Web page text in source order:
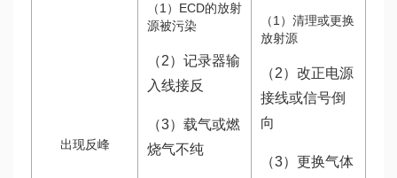
出现反峰
（1）ECD的放射
源被污染
（2）记录器输
入线接反
（3）载气或燃
烧气不纯
（1）清理或更换
放射源
（2）改正电源
接线或信号倒
向
（3）更换气体